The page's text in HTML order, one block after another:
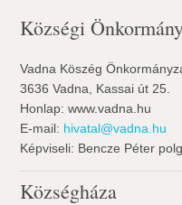
Községi
Vadna Köszég
3636 Vadna, Kassai út 25.
Honlap: www.vadna.hu
E-mail: hivatal@vadna.hu
Képviseli: Bencze Péter
Községháza